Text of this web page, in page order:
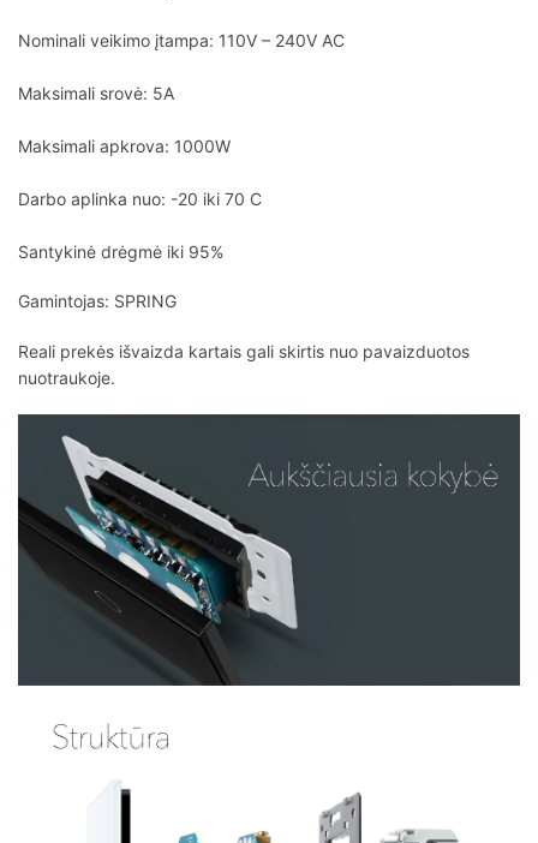
Nominali veikimo įtampa: 110V – 240V AC
Maksimali srovė: 5A
Maksimali apkrova: 1000W
Darbo aplinka nuo: -20 iki 70 C
Santykinė drėgmė iki 95%
Gamintojas: SPRING
Reali prekės išvaizda kartais gali skirtis nuo pavaizduotos
nuotraukoje.